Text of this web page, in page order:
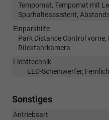
Tempomat, Tempomat mit
Spurhalteassistent,
Einparkhilfe
Park Distance Control
Rückfahrkamera
Lichttechnik
LED-Scheinwerfer,
Sonstiges
Antriebsart